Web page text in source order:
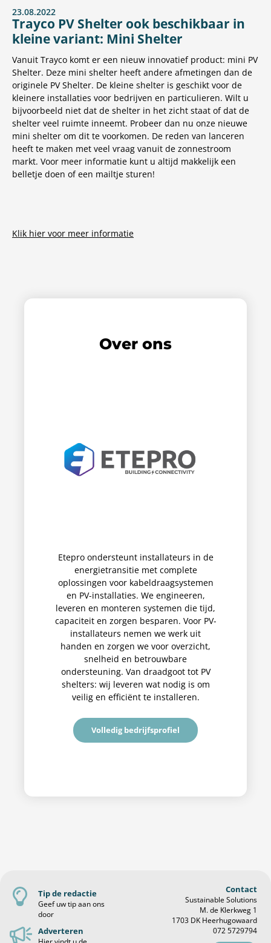
23.08.2022
Trayco PV Shelter ook beschikbaar in
kleine variant: Mini Shelter
Vanuit Trayco komt er een nieuw innovatief product: mini PV
Shelter. Deze mini shelter heeft andere afmetingen dan de
originele PV Shelter. De kleine shelter is geschikt voor de
kleinere installaties voor bedrijven en particulieren. Wilt u
bijvoorbeeld niet dat de shelter in het zicht staat of dat de
shelter veel ruimte inneemt. Probeer dan nu onze nieuwe
mini shelter om dit te voorkomen. De reden van lanceren
heeft te maken met veel vraag vanuit de zonnestroom
markt. Voor meer informatie kunt u altijd makkelijk een
belletje doen of een mailtje sturen!
Klik hier voor meer informatie
Over ons
Etepro ondersteunt installateurs in de
energietransitie met complete
oplossingen voor kabeldraagsystemen
en PV-installaties. We engineeren,
leveren en monteren systemen die tijd,
capaciteit en zorgen besparen. Voor PV-
installateurs nemen we werk uit
handen en zorgen we voor overzicht,
snelheid en betrouwbare
ondersteuning. Van draadgoot tot PV
shelters: wij leveren wat nodig is om
veilig en efficiënt te installeren.
Volledig bedrijfsprofiel
Tip de redactie
Geef uw tip aan ons
door
Adverteren
Contact
Sustainable Solutions
M. de Klerkweg 1
1703 DK Heerhugowaard
072 5729794